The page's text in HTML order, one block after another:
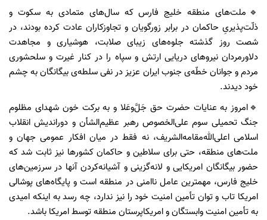
🔹ملت‌های منطقه خلیج فارس که سال‌های متمادی به سکوت و
ذلّت‌پذیریِ حاکمان در برابر زورگویان و تجاوزکاران عادت کرده بودند، در
شصت روز گذشته جلوه‌های زیبای صلابت، هوشیاری و مجاهدت
دلاورمردان نیروهای دریایی ارتش و سپاه را در کنار غیرت و سلحشوری
مردم و جوانان خطّه‌‌ی جنوب ایران عزیز در نفی سلطه‌ی بیگانگان به چشم
خود دیدند.
🔹امروز به عنایات حضرت حق جَلَّ‌وعَلا و به برکت خون شهدای مظلوم
جنگ تحمیلی سوم علی‌الخصوص رهبر عظیم‌الشأن و دوراندیش انقلاب
اسلامی اعلی‌الله‌مقامه‌الشریف، نه فقط در میان افکار عمومی جهان و
ملت‌های منطقه، حتی برای سلاطین و حاکمان کشورها نیز ثابت شد که
حضور بیگانگان امریکایی و لانه‌گزینی و آشیانه‌کردن آنها در سرزمین‌های
خلیج فارس، مهمترین عامل ناامنی در منطقه است و پایگاه‌های پوشالی
امریکا تاب و توان تأمین امنیت خود را نیز ندارد، چه‌ رسد به اینکه امیدی
به تأمین امنیت وابستگان و امریکاپرستان منطقه توسط امریکا باشد.